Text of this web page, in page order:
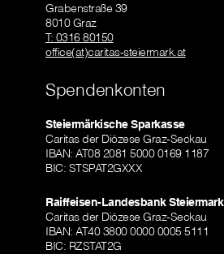
Grabenstraße 39
8010 Graz
T: 0316 80150
office(at)caritas-steiermark.at
Spendenkonten
Steiermärkische Sparkasse
Caritas der Diözese Graz-Seckau
IBAN: AT08 2081 5000 0169 1187
BIC: STSPAT2GXXX
Raiffeisen-Landesbank Steiermark
Caritas der Diözese Graz-Seckau
IBAN: AT40 3800 0000 0005 5111
BIC: RZSTAT2G